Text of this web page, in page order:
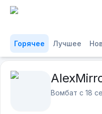
Горячее Лучшее
Вомбат с 18